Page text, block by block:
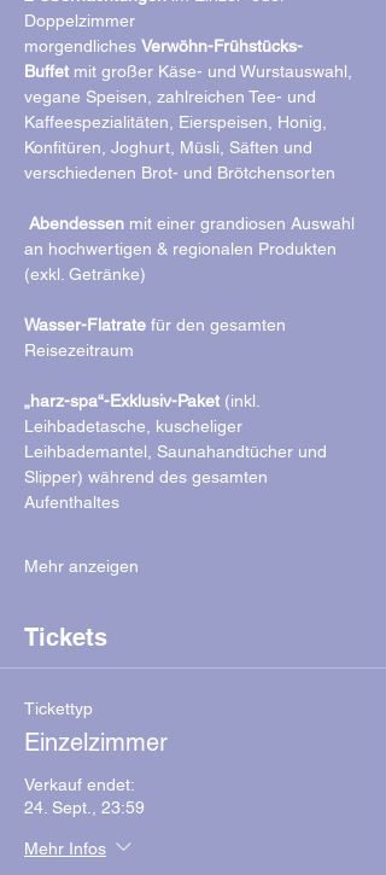
Doppelzimmer
morgendliches Verwöhn-Frühstücks-
Buffet mit großer Käse- und Wurstauswahl,
vegane Speisen, zahlreichen Tee- und
Kaffeespezialitäten, Eierspeisen, Honig,
Konfitüren, Joghurt, Müsli, Säften und
verschiedenen Brot- und Brötchensorten
Abendessen mit einer grandiosen Auswahl
an hochwertigen & regionalen Produkten
(exkl. Getränke)
Wasser-Flatrate für den gesamten
Reisezeitraum
„harz-spa“-Exklusiv-Paket (inkl.
Leihbadetasche, kuscheliger
Leihbademantel, Saunahandtücher und
Slipper) während des gesamten
Aufenthaltes
Mehr anzeigen
Tickets
Tickettyp
Einzelzimmer
Verkauf endet:
24. Sept., 23:59
Mehr Infos